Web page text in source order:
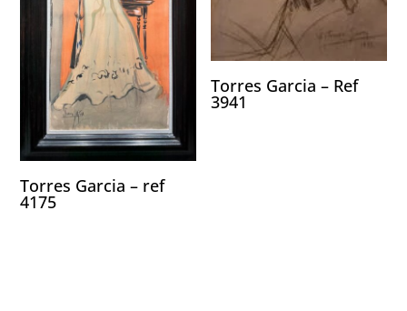
Torres Garcia – ref
4175
Torres Garcia – Ref
3941